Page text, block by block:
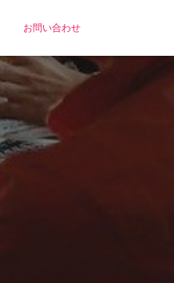
お問い合わせ